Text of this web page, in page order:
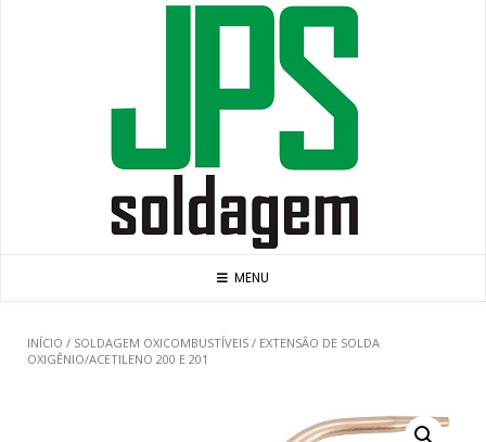
MENU
INÍCIO / SOLDAGEM OXICOMBUSTÍVEIS / EXTENSÃO DE SOLDA
OXIGÊNIO/ACETILENO 200 E 201